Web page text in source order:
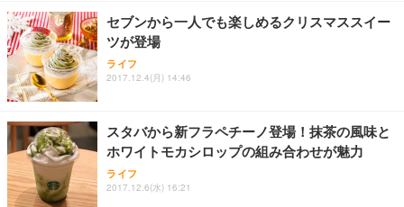
セブンから一人でも楽しめるクリスマススイー
ツが登場
ライフ
2017.12.4(月) 14:46
スタバから新フラペチーノ登場！抹茶の風味と
ホワイトモカシロップの組み合わせが魅力
ライフ
2017.12.6(水) 16:21